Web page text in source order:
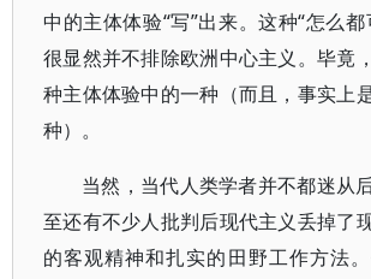
中的主体体验“写”出来。这种“怎么都
很显然并不排除欧洲中心主义。毕竟
种主体体验中的一种（而且，事实上
种）。
当然，当代人类学者并不都迷从
至还有不少人批判后现代主义丢掉了
的客观精神和扎实的田野工作方法